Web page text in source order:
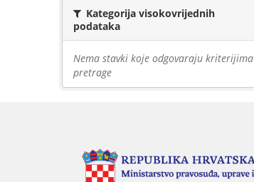
Kategorija visokovrijednih
podataka
Nema stavki koje odgovaraju kriterijima
pretrage